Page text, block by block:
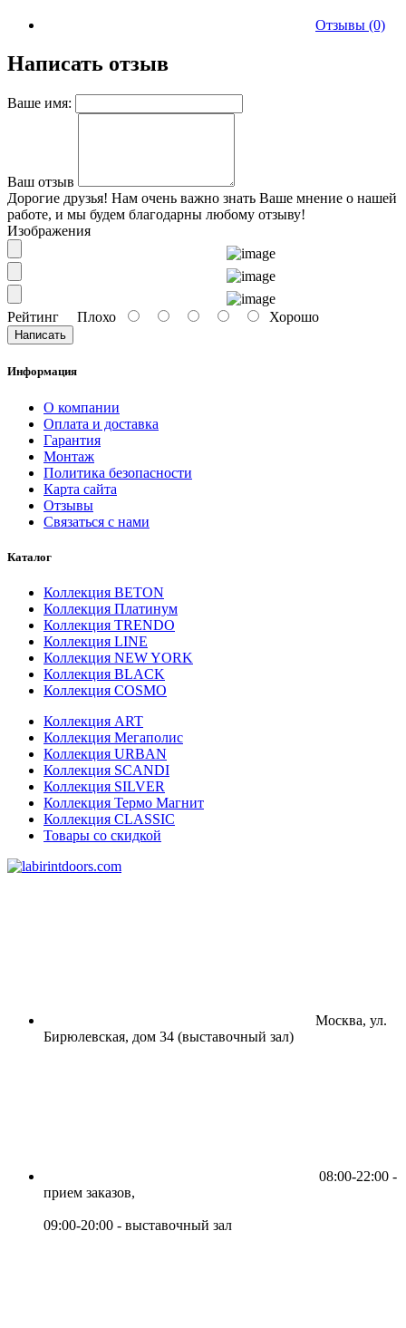
Отзывы (0)
Написать отзыв
Ваше имя:
Ваш отзыв
Дорогие друзья! Нам очень важно знать Ваше мнение о нашей
работе, и мы будем благодарны любому отзыву!
Изображения
Рейтинг Плохо Хорошо
Написать
Информация
О компании
Оплата и доставка
Гарантия
Монтаж
Политика безопасности
Карта сайта
Отзывы
Связаться с нами
Каталог
Коллекция BETON
Коллекция Платинум
Коллекция TRENDO
Коллекция LINE
Коллекция NEW YORK
Коллекция BLACK
Коллекция COSMO
Коллекция ART
Коллекция Мегаполис
Коллекция URBAN
Коллекция SCANDI
Коллекция SILVER
Коллекция Термо Магнит
Коллекция CLASSIC
Товары со скидкой
Москва, ул.
Бирюлевская, дом 34 (выставочный зал)
08:00-22:00 -
прием заказов,
09:00-20:00 - выставочный зал